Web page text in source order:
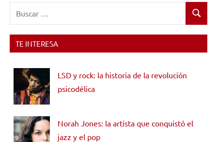
Buscar
TE INTERESA
LSD y rock: la historia de la revolución
psicodélica
Norah Jones: la artista que conquistó el
jazz y el pop